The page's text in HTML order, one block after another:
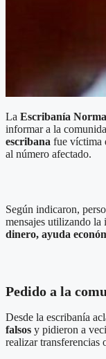
La Escribanía
informar a la
escribana fue víctima
al número afectado.
Según indicaron,
mensajes utilizando
dinero, ayuda
Pedido a la
Desde la escribanía
falsos y pidieron a
realizar transferencias